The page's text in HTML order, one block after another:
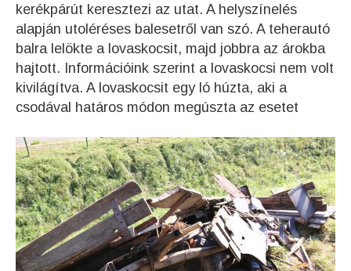
kerékpárút keresztezi az utat. A helyszínelés
alapján utoléréses balesetről van szó. A teherautó
balra lelökte a lovaskocsit, majd jobbra az árokba
hajtott. Információink szerint a lovaskocsi nem volt
kivilágítva. A lovaskocsit egy ló húzta, aki a
csodával határos módon megúszta az esetet